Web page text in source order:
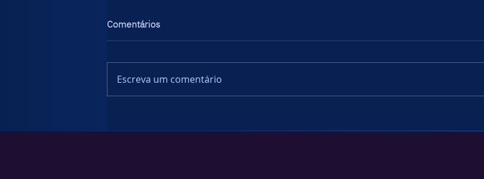
Estratégico dos C-Levels na
Vulneráveis
Comentários
Escreva um comentário